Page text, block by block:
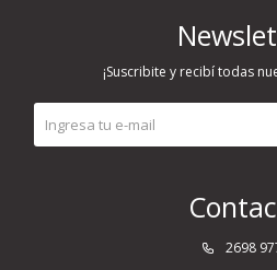
2698
¡Suscribite y recibí todas